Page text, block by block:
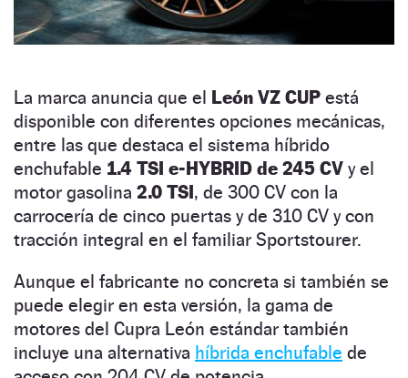
La marca anuncia que el León VZ CUP está
disponible con diferentes opciones mecánicas,
entre las que destaca el sistema híbrido
enchufable 1.4 TSI e-HYBRID de 245 CV y el
motor gasolina 2.0 TSI, de 300 CV con la
carrocería de cinco puertas y de 310 CV y con
tracción integral en el familiar Sportstourer.
Aunque el fabricante no concreta si también se
puede elegir en esta versión, la gama de
motores del Cupra León estándar también
incluye una alternativa híbrida enchufable de